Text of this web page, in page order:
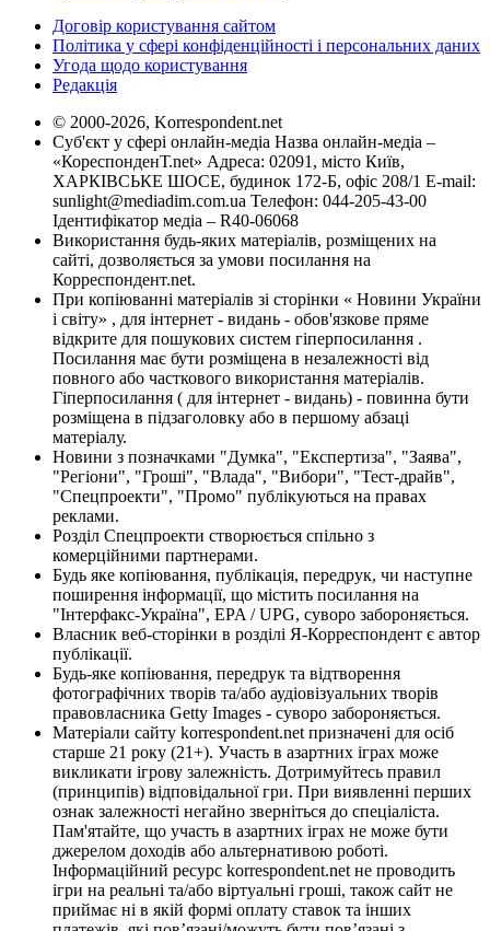
Договір користування сайтом
Політика у сфері конфіденційності і персональних даних
Угода щодо користування
Редакція
© 2000-2026, Korrespondent.net
Суб'єкт у сфері онлайн-медіа Назва онлайн-медіа –
«КореспонденТ.net» Адреса: 02091, місто Київ,
ХАРКІВСЬКЕ ШОСЕ, будинок 172-Б, офіс 208/1 E-mail:
sunlight@mediadim.com.ua Телефон: 044-205-43-00
Ідентифікатор медіа – R40-06068
Використання будь-яких матеріалів, розміщених на
сайті, дозволяється за умови посилання на
Корреспондент.net.
При копіюванні матеріалів зі сторінки « Новини України
і світу» , для інтернет - видань - обов'язкове пряме
відкрите для пошукових систем гіперпосилання .
Посилання має бути розміщена в незалежності від
повного або часткового використання матеріалів.
Гіперпосилання ( для інтернет - видань) - повинна бути
розміщена в підзаголовку або в першому абзаці
матеріалу.
Новини з позначками "Думка", "Експертиза", "Заява",
"Регіони", "Гроші", "Влада", "Вибори", "Тест-драйв",
"Спецпроекти", "Промо" публікуються на правах
реклами.
Розділ Спецпроекти створюється спільно з
комерційними партнерами.
Будь яке копіювання, публікація, передрук, чи наступне
поширення інформації, що містить посилання на
"Інтерфакс-Україна", EPA / UPG, суворо забороняється.
Власник веб-сторінки в розділі Я-Корреспондент є автор
публікації.
Будь-яке копіювання, передрук та відтворення
фотографічних творів та/або аудіовізуальних творів
правовласника Getty Images - суворо забороняється.
Матеріали сайту korrespondent.net призначені для осіб
старше 21 року (21+). Участь в азартних іграх може
викликати ігрову залежність. Дотримуйтесь правил
(принципів) відповідальної гри. При виявленні перших
ознак залежності негайно зверніться до спеціаліста.
Пам'ятайте, що участь в азартних іграх не може бути
джерелом доходів або альтернативою роботі.
Інформаційний ресурс korrespondent.net не проводить
ігри на реальні та/або віртуальні гроші, також сайт не
приймає ні в якій формі оплату ставок та інших